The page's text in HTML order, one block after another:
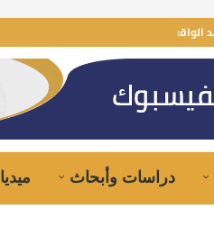
دراسات وأبحاث ميديا